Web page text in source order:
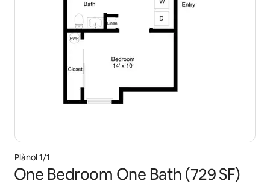
Plànol 1/1
One Bedroom One Bath (729 SF)